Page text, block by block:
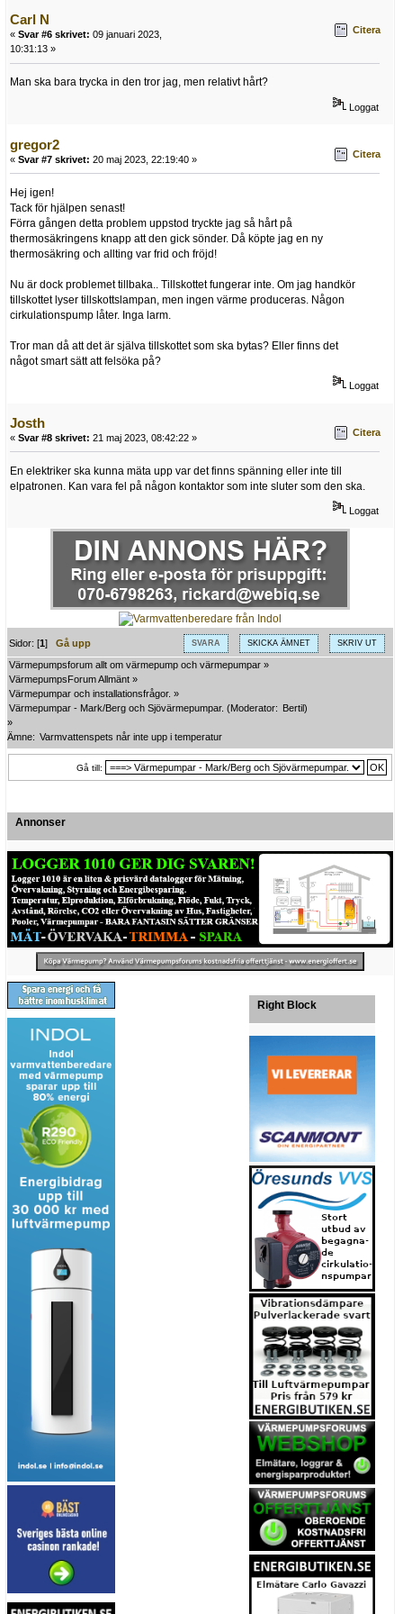
Carl N
« Svar #6 skrivet: 09 januari 2023,
10:31:13 »
Citera
Man ska bara trycka in den tror jag, men relativt hårt?
Loggat
gregor2
« Svar #7 skrivet: 20 maj 2023, 22:19:40 » Citera
Hej igen!
Tack för hjälpen senast!
Förra gången detta problem uppstod tryckte jag så hårt på
thermosäkringens knapp att den gick sönder. Då köpte jag en ny
thermosäkring och allting var frid och fröjd!
Nu är dock problemet tillbaka.. Tillskottet fungerar inte. Om jag handkör
tillskottet lyser tillskottslampan, men ingen värme produceras. Någon
cirkulationspump låter. Inga larm.
Tror man då att det är själva tillskottet som ska bytas? Eller finns det
något smart sätt att felsöka på?
Loggat
Josth
« Svar #8 skrivet: 21 maj 2023, 08:42:22 » Citera
En elektriker ska kunna mäta upp var det finns spänning eller inte till
elpatronen. Kan vara fel på någon kontaktor som inte sluter som den ska.
Loggat
SVARA SKICKA ÄMNET SKRIV UT
Sidor: [1]Gå upp
Värmepumpsforum allt om värmepump och värmepumpar »
VärmepumpsForum Allmänt »
Värmepumpar och installationsfrågor. »
Värmepumpar - Mark/Berg och Sjövärmepumpar. (Moderator: Bertil)
»
Ämne: Varmvattenspets når inte upp i temperatur
Gå till:
Annonser
Right Block